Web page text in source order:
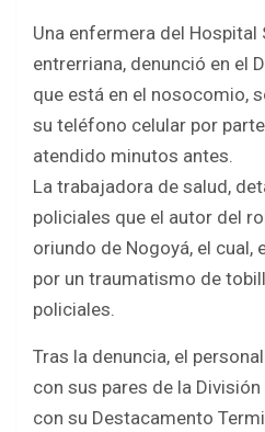
ce
b
o
o
k
tt
er
at
s
A
p
p
ar
e
Una enfermera del Hospital
entrerriana, denunció en el
que está en el nosocomio,
su teléfono celular por
atendido minutos antes.
La trabajadora de salud,
policiales que el autor del
oriundo de Nogoyá, el cual,
por un traumatismo de
policiales.
Tras la denuncia, el
con sus pares de la
con su Destacamento